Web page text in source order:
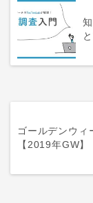
ゴールデンウィ
【2019年GW】